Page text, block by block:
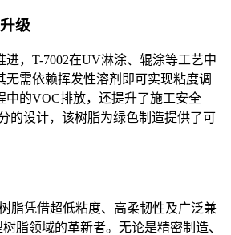
级
， T-7002在UV淋涂、辊涂等工艺中
无需依赖挥发性溶剂即可实现粘度调
中的VOC排放，还提升了施工安全
的设计，该树脂为绿色制造提供了可
脂凭借超低粘度、高柔韧性及广泛兼
树脂领域的革新者。无论是精密制造、